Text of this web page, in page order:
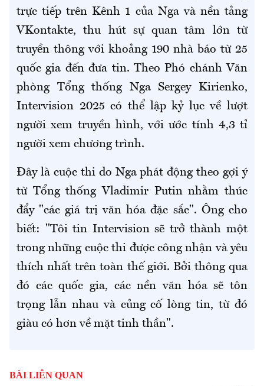
trực tiếp trên Kênh 1 của Nga và nền tảng
VKontakte, thu hút sự quan tâm lớn từ
truyền thông với khoảng 190 nhà báo từ 25
quốc gia đến đưa tin. Theo Phó chánh Văn
phòng Tổng thống Nga Sergey Kirienko,
Intervision 2025 có thể lập kỷ lục về lượt
người xem truyền hình, với ước tính 4,3 tỉ
người xem chương trình.
Đây là cuộc thi do Nga phát động theo gợi ý
từ Tổng thống Vladimir Putin nhằm thúc
đẩy "các giá trị văn hóa đặc sắc". Ông cho
biết: "Tôi tin Intervision sẽ trở thành một
trong những cuộc thi được công nhận và yêu
thích nhất trên toàn thế giới. Bởi thông qua
đó các quốc gia, các nền văn hóa sẽ tôn
trọng lẫn nhau và củng cố lòng tin, từ đó
giàu có hơn về mặt tinh thần".
BÀI LIÊN QUAN